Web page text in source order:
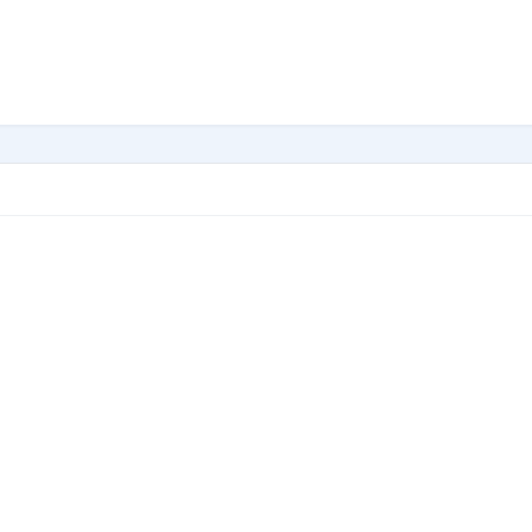
802.11n
A ? 1 x USB 2.0 - Micro-USB de type B de 5 broches
- 20 cm